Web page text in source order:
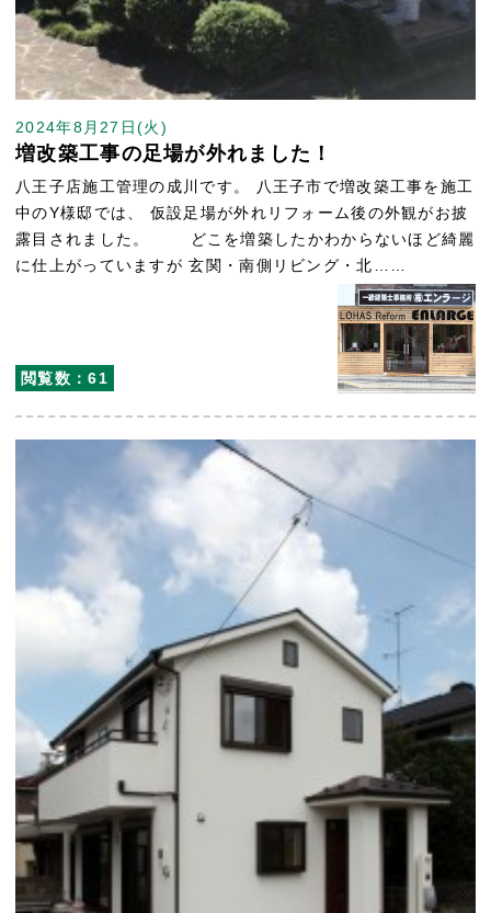
閲覧数：61
2024年8月27日(火)
増改築工事の足場が外れました！
八王子店施工管理の成川です。 八王子市で増改築工事を施工
中のY様邸では、 仮設足場が外れリフォーム後の外観がお披
露目されました。 どこを増築したかわからないほど綺麗
に仕上がっていますが 玄関・南側リビング・北……